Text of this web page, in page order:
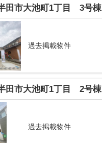
田市大池町1丁目 3号棟
過去掲載物件
田市大池町1丁目 2号棟
過去掲載物件